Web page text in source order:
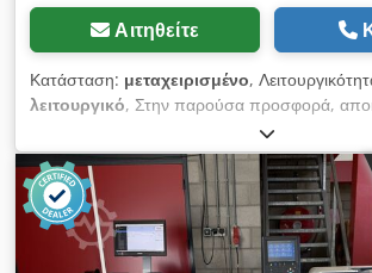
Αιτηθείτε
Κατάσταση: μεταχειρισμένο,
λειτουργικό, Στην παρούσα προσφορά,
μεταχειρισμένο σύστημα συρραφής με σύρμα
AdvancedPunch Pro&eWire". Chodszpwt
Αντικείμενο πώλησης: 1x Xerox
με τα ακόλουθα αξεσουάρ:
(Μονάδα Δίπλωσης C/Z)
Τελικής Επεξεργασίας) συμπεριλαμβάνεται